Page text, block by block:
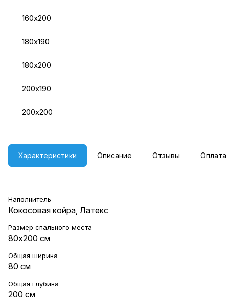
160х200
180х190
180х200
200х190
200х200
Характеристики Описание Отзывы Оплата
Наполнитель
Кокосовая койра, Латекс
Размер спального места
80х200 см
Общая ширина
80 см
Общая глубина
200 см